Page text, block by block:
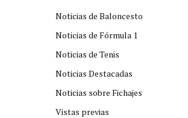
Noticias de Baloncesto
Noticias de Fórmula 1
Noticias de Tenis
Noticias Destacadas
Noticias sobre Fichajes
Vistas previas